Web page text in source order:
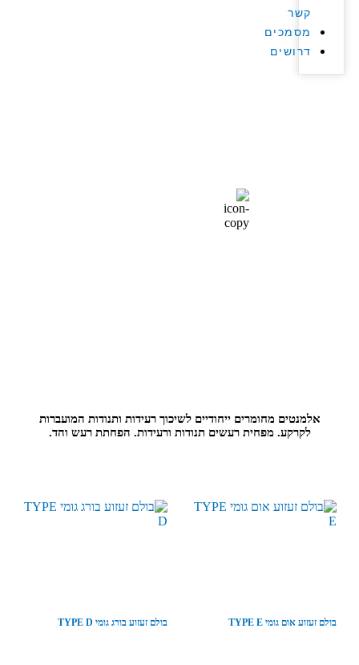
קשר
מסמכים
דרושים
אלמנטים מחומרים ייחודיים לשיכוך רעידות ותנודות המועברות
לקרקע. מפחית רעשים תנודות ורעידות. הפחתת רעש והד.
בולם זעזוע אום גומי TYPE E בולם זעזוע בורג גומי TYPE D